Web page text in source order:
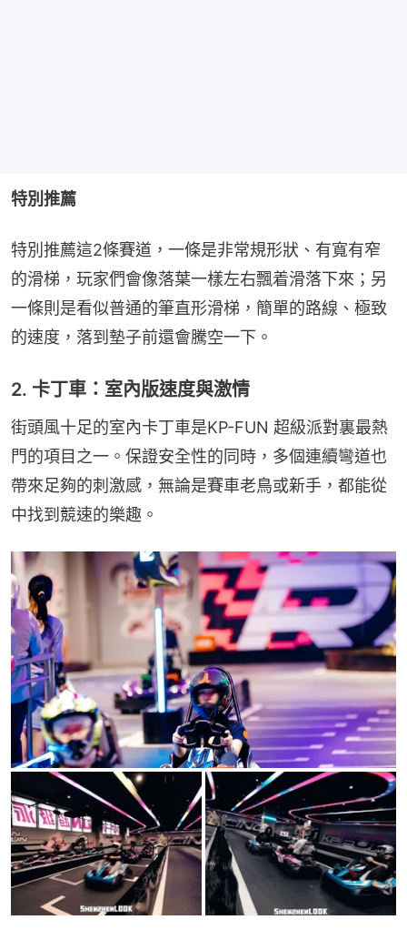
特別推薦
特別推薦這2條賽道，一條是非常規形狀、有寬有窄
的滑梯，玩家們會像落葉一樣左右飄着滑落下來；另
一條則是看似普通的筆直形滑梯，簡單的路線、極致
的速度，落到墊子前還會騰空一下。
2. 卡丁車：室內版速度與激情
街頭風十足的室內卡丁車是KP-FUN 超級派對裏最熱
門的項目之一。保證安全性的同時，多個連續彎道也
帶來足夠的刺激感，無論是賽車老鳥或新手，都能從
中找到競速的樂趣。